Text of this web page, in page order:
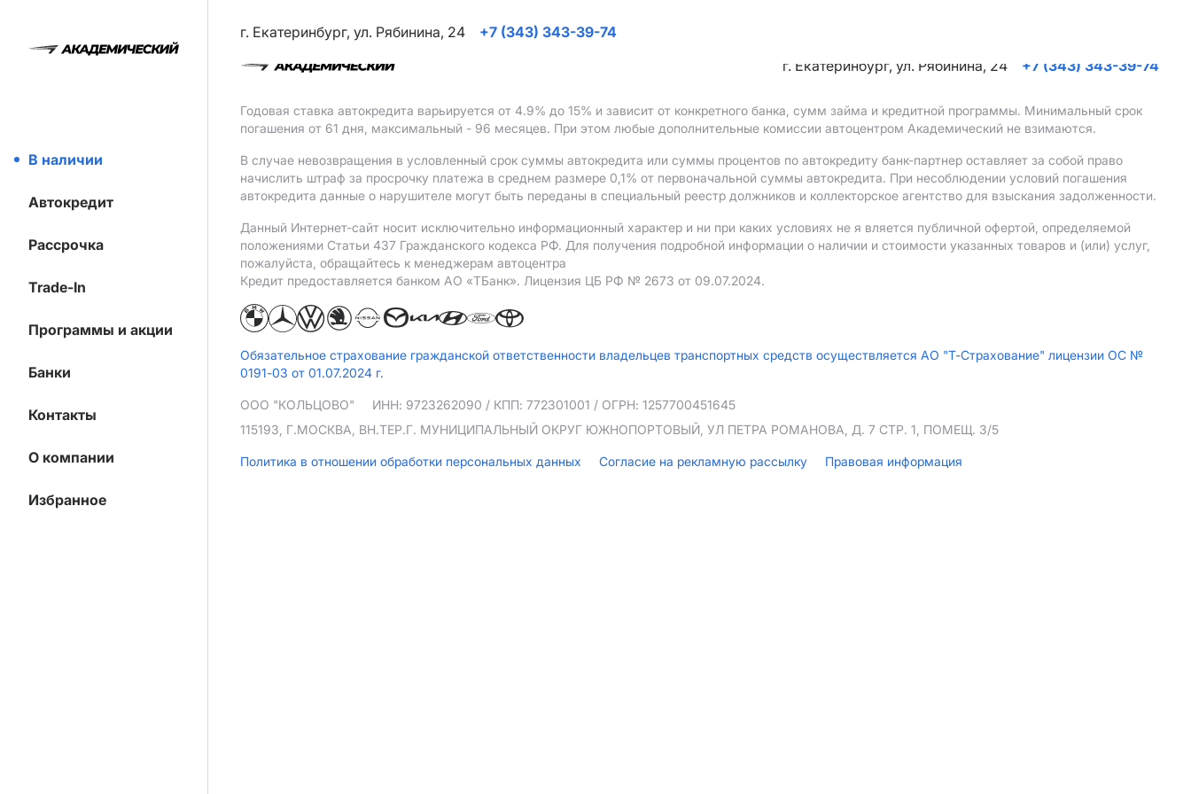
В наличии
Автокредит
Рассрочка
Trade-In
Программы и акции
Банки
Контакты
О компании
Избранное
г. Екатеринбург, ул. Рябинина, 24
+7 (343) 343-39-74
г. Екатеринбург, ул. Рябинина, 24
+7 (343) 343-39-74
Годовая ставка автокредита варьируется от 4.9% до 15% и зависит от конкретного банка, сумм займа и кредитной программы. Минимальный срок
погашения от 61 дня, максимальный - 96 месяцев. При этом любые дополнительные комиссии автоцентром Академический не взимаются.
В случае невозвращения в условленный срок суммы автокредита или суммы процентов по автокредиту банк-партнер оставляет за собой право
начислить штраф за просрочку платежа в среднем размере 0,1% от первоначальной суммы автокредита. При несоблюдении условий погашения
автокредита данные о нарушителе могут быть переданы в специальный реестр должников и коллекторское агентство для взыскания задолженности.
Данный Интернет-сайт носит исключительно информационный характер и ни при каких условиях не я вляется публичной офертой, определяемой
положениями Статьи 437 Гражданского кодекса РФ. Для получения подробной информации о наличии и стоимости указанных товаров и (или) услуг,
пожалуйста, обращайтесь к менеджерам автоцентра
Кредит предоставляется банком АO «ТБанк». Лицензия ЦБ РФ № 2673 от 09.07.2024.
Обязательное страхование гражданской ответственности владельцев транспортных средств осуществляется АО "Т-Страхование" лицензии ОС №
0191-03 от 01.07.2024 г.
ООО "КОЛЬЦОВО" ИНН: 9723262090 / КПП: 772301001 / ОГРН: 1257700451645
115193, Г.МОСКВА, ВН.ТЕР.Г. МУНИЦИПАЛЬНЫЙ ОКРУГ ЮЖНОПОРТОВЫЙ, УЛ ПЕТРА РОМАНОВА, Д. 7 СТР. 1, ПОМЕЩ. 3/5
Политика в отношении обработки персональных данных Согласие на рекламную рассылку Правовая информация